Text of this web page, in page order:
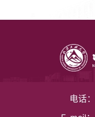
电话：